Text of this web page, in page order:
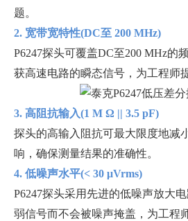
题。
2. 宽带宽特性(DC至 200 MHz)
P6247探头可覆盖DC至200 MHz的
获高速电路的瞬态信号，为工程师
3. 高阻抗输入(1 M Ω || 3.5 pF)
探头的高输入阻抗可最大限度地减
响，确保测量结果的准确性。
4. 低噪声水平(< 30 μVrms)
P6247探头采用先进的低噪声放大
弱信号而不会被噪声掩盖，为工程